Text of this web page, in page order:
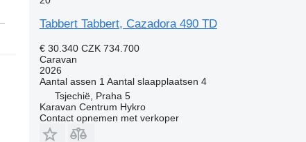
Tabbert Tabbert, Cazadora 490 TD
€ 30.340 CZK 734.700
Caravan
2026
Aantal assen 1 Aantal slaapplaatsen 4
Tsjechië, Praha 5
Karavan Centrum Hykro
Contact opnemen met verkoper